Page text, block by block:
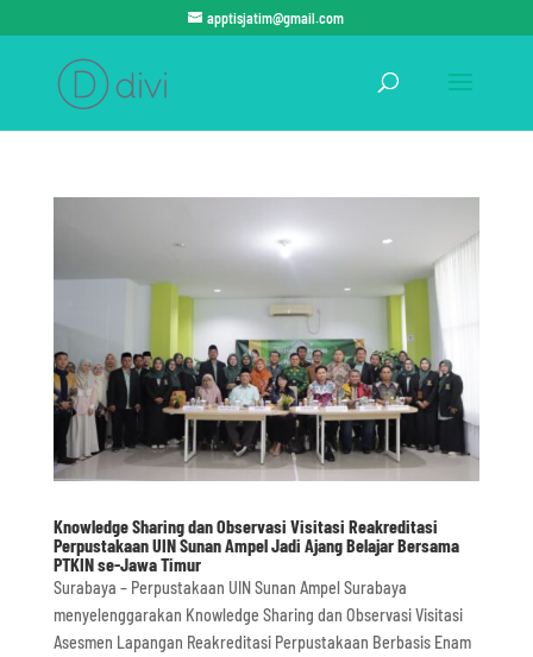
apptisjatim@gmail.com
Knowledge Sharing dan Observasi Visitasi Reakreditasi
Perpustakaan UIN Sunan Ampel Jadi Ajang Belajar Bersama
PTKIN se-Jawa Timur
Surabaya – Perpustakaan UIN Sunan Ampel Surabaya
menyelenggarakan Knowledge Sharing dan Observasi Visitasi
Asesmen Lapangan Reakreditasi Perpustakaan Berbasis Enam